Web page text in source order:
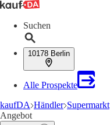
Suchen
10178 Berlin
Alle Prospekte
kaufDA Händler Supermarkt
Angebot